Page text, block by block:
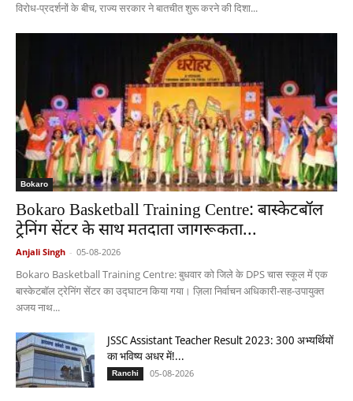
विरोध-प्रदर्शनों के बीच, राज्य सरकार ने बातचीत शुरू करने की दिशा...
Bokaro
Bokaro Basketball Training Centre: बास्केटबॉल
ट्रेनिंग सेंटर के साथ मतदाता जागरूकता...
Anjali Singh - 05-08-2026
Bokaro Basketball Training Centre: बुधवार को जिले के DPS चास स्कूल में एक
बास्केटबॉल ट्रेनिंग सेंटर का उद्घाटन किया गया। ज़िला निर्वाचन अधिकारी-सह-उपायुक्त
अजय नाथ...
JSSC Assistant Teacher Result 2023: 300 अभ्यर्थियों
का भविष्य अधर में!...
Ranchi 05-08-2026